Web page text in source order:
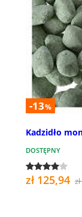
-13%
Kadzidło
DOSTĘPNY
zł 125,94